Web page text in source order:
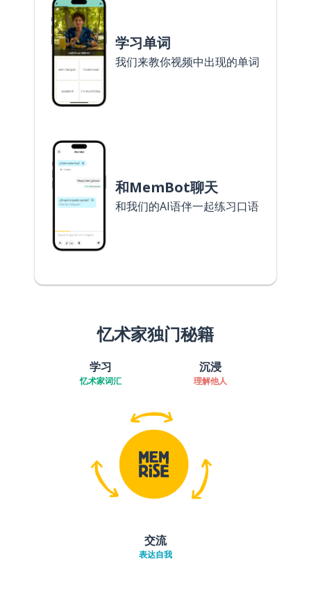
学习单词
我们来教你视频中出现的单词
和MemBot聊天
和我们的AI语伴一起练习口语
忆术家独门秘籍
学习
忆术家词汇
沉浸
理解他人
交流
表达自我